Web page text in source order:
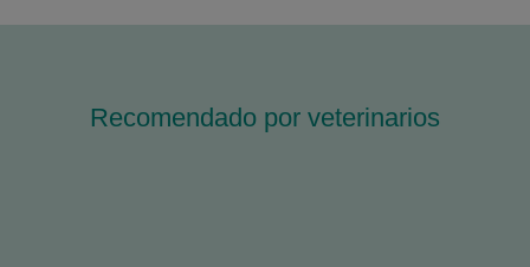
Recomendado por veterinarios